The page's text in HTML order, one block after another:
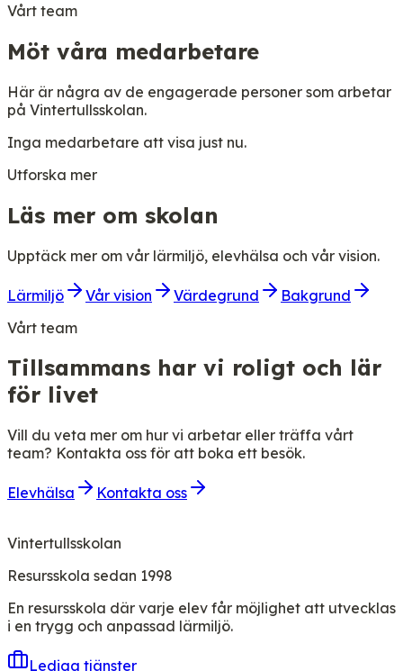
Vårt team
Möt våra medarbetare
Här är några av de engagerade personer som arbetar
på Vintertullsskolan.
Inga medarbetare att visa just nu.
Utforska mer
Läs mer om skolan
Upptäck mer om vår lärmiljö, elevhälsa och vår vision.
Lärmiljö Vår vision Värdegrund
Bakgrund
Vårt team
Tillsammans har vi roligt och lär
för livet
Vill du veta mer om hur vi arbetar eller träffa vårt
team? Kontakta oss för att boka ett besök.
Elevhälsa Kontakta oss
Vintertullsskolan
Resursskola sedan 1998
En resursskola där varje elev får möjlighet att utvecklas
i en trygg och anpassad lärmiljö.
Lediga tjänster